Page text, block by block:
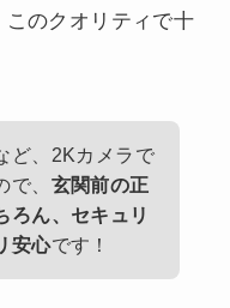
このクオリティで十
ど、2Kカメラで
、 玄関前の正
ろん、セキュリ
安心です！